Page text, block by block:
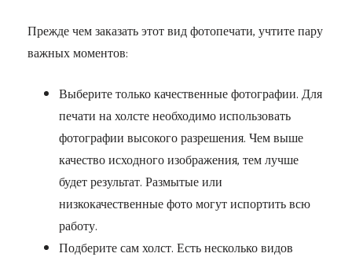
Прежде чем заказать этот вид фотопечати, учтите пару
важных моментов:
Выберите только качественные фотографии. Для
печати на холсте необходимо использовать
фотографии высокого разрешения. Чем выше
качество исходного изображения, тем лучше
будет результат. Размытые или
низкокачественные фото могут испортить всю
работу.
Подберите сам холст. Есть несколько видов